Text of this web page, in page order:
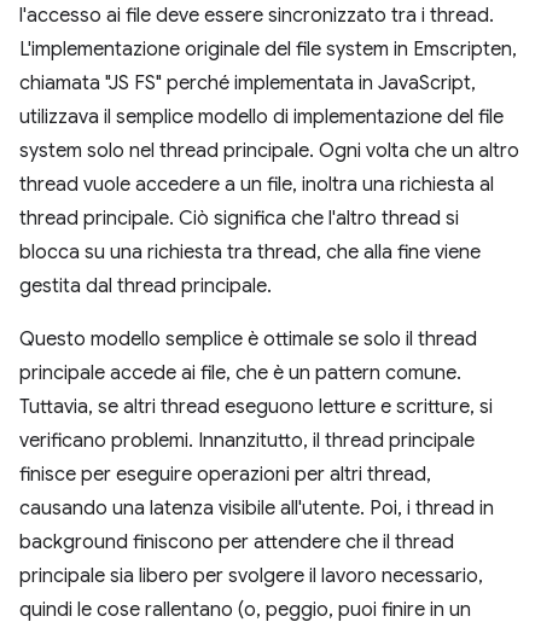
l'accesso ai file deve essere sincronizzato tra i thread.
L'implementazione originale del file system in Emscripten,
chiamata "JS FS" perché implementata in JavaScript,
utilizzava il semplice modello di implementazione del file
system solo nel thread principale. Ogni volta che un altro
thread vuole accedere a un file, inoltra una richiesta al
thread principale. Ciò significa che l'altro thread si
blocca su una richiesta tra thread, che alla fine viene
gestita dal thread principale.
Questo modello semplice è ottimale se solo il thread
principale accede ai file, che è un pattern comune.
Tuttavia, se altri thread eseguono letture e scritture, si
verificano problemi. Innanzitutto, il thread principale
finisce per eseguire operazioni per altri thread,
causando una latenza visibile all'utente. Poi, i thread in
background finiscono per attendere che il thread
principale sia libero per svolgere il lavoro necessario,
quindi le cose rallentano (o, peggio, puoi finire in un